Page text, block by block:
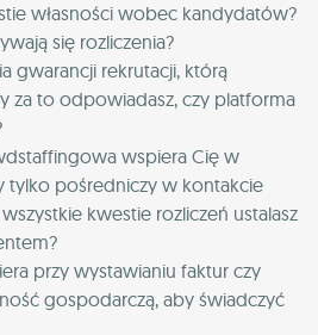
własności wobec kandydatów?
się rozliczenia?
gwarancji rekrutacji, którą
za to odpowiadasz, czy platforma
wspiera Cię w
tylko pośredniczy w kontakcie
kwestie rozliczeń ustalasz
przy wystawianiu faktur czy
gospodarczą, aby świadczyć